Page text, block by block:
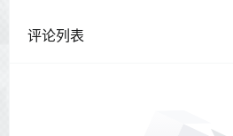
评论列表